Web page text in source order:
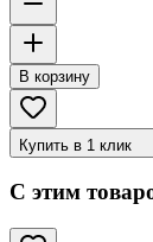
В корзину
Купить в 1 клик
С этим